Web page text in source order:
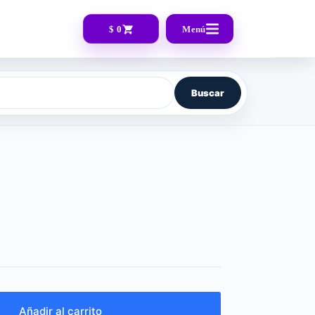
$ 0 Menú
Buscar
Añadir al carrito